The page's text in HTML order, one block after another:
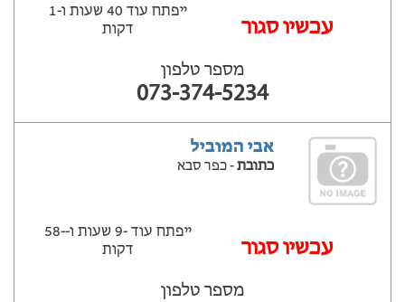
עכשיו סגור
ייפתח עוד 40 שעות ‫ו-1
דקות
מספר טלפון
073-374-5234
אבי המוביל
כתובת- כפר סבא
‫עכשיו סגור
ייפתח עוד -9 שעות ‫ו--58
דקות
מספר טלפון